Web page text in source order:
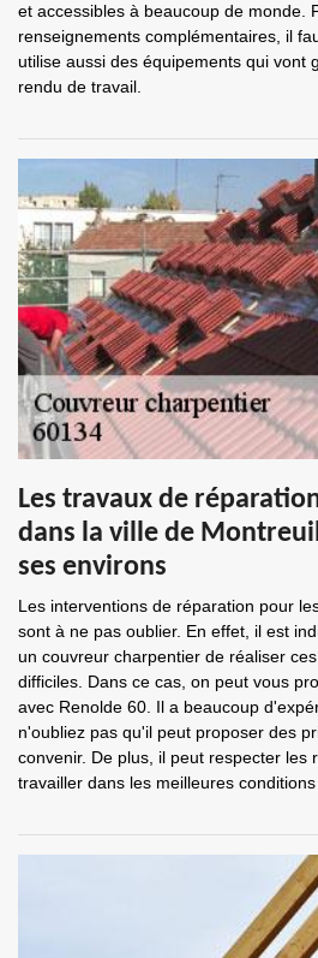
et accessibles à beaucoup de monde.
renseignements complémentaires, il
utilise aussi des équipements qui vont
rendu de travail.
Les travaux de
dans la ville de
ses environs
Les interventions de réparation pour
sont à ne pas oublier. En effet, il est
un couvreur charpentier de réaliser
difficiles. Dans ce cas, on peut vous
avec Renolde 60. Il a beaucoup
n'oubliez pas qu'il peut proposer des
convenir. De plus, il peut respecter les
travailler dans les meilleures conditions